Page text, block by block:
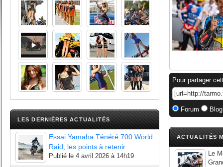
LES DERNIÈRES ACTUALITÉS
Essai Yamaha Ténéré 700 World
Raid, les points à retenir
Publié le 4 avril 2026 à 14h19
Pour partager
Forum
ACTUALITÉS
Le